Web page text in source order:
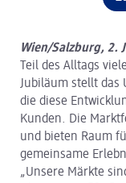
Wien/Salzburg, 2.
Teil des Alltags
Jubiläum stellt das
die diese
Kunden. Die
und bieten Raum
gemeinsame
„Unsere Märkte